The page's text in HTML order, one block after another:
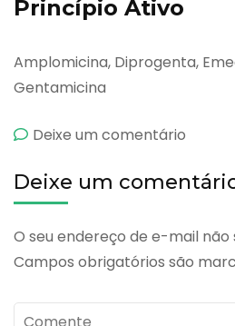
Princípio Ativo
Amplomicina, Diprogenta,
Gentamicina
Deixe um comentário
mg
Deixe um
O seu endereço de e-mail não
Campos obrigatórios são
Comente